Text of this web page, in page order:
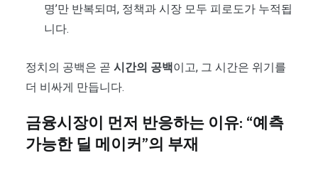
명’만 반복되며, 정책과 시장 모두 피로도가 누적됩
니다.
정치의 공백은 곧 시간의 공백이고, 그 시간은 위기를
더 비싸게 만듭니다.
금융시장이 먼저 반응하는 이유: “예측
가능한 딜 메이커”의 부재